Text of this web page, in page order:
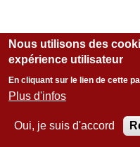
Nous utilisons des
expérience utilisateur
En cliquant sur le lien de cette
Plus d'infos
Oui, je suis d'accord